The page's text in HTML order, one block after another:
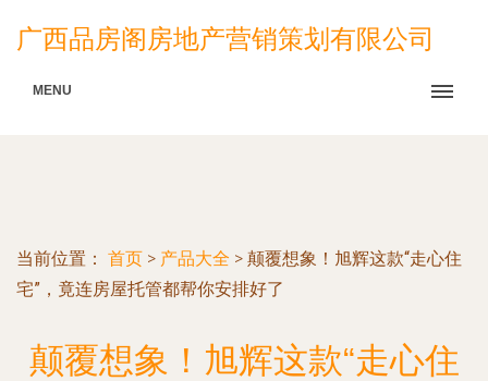
广西品房阁房地产营销策划有限公司
MENU
当前位置： 首页 > 产品大全 > 颠覆想象！旭辉这款“走心住
宅”，竟连房屋托管都帮你安排好了
颠覆想象！旭辉这款“走心住